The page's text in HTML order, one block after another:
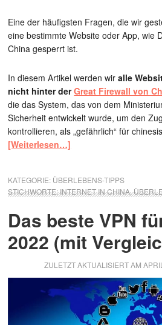
Eine der häufigsten Fragen, die wir
eine bestimmte Website oder App, wie
China gesperrt ist.
In diesem Artikel werden wiralle
nicht hinter derGreat Firewall von
die das System, das von dem
Sicherheit entwickelt wurde, um den
kontrollieren, als „gefährlich“ für
[Weiterlesen…]
KATEGORIE: ÜBERLEBENS-TIPPS
STICHWORTE:INTERNET IN CHINA,
Das beste VPN
2022 (mit
ZULETZT AKTUALISIERT AM